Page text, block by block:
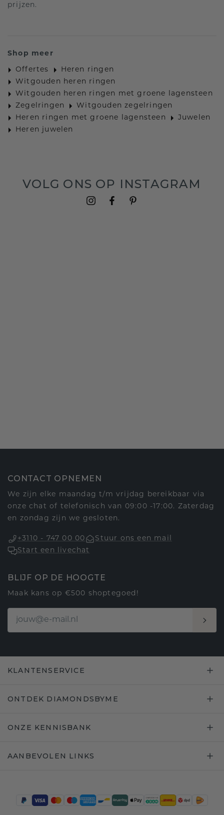
prijzen.
Shop meer
Offertes
Heren ringen
Witgouden heren ringen
Witgouden heren ringen met groene lagensteen
Zegelringen
Witgouden zegelringen
Heren ringen met groene lagensteen
Juwelen
Heren juwelen
VOLG ONS OP INSTAGRAM
CONTACT OPNEMEN
We zijn elke maandag t/m vrijdag bereikbaar via
onze chat of telefonisch van 09:00 -17:00. Zaterdag
en zondag zijn we gesloten.
+3110 - 747 00 00
Stuur ons een mail
Start een livechat
BLIJF OP DE HOOGTE
Maak kans op €500 shoptegoed!
KLANTENSERVICE
ONTDEK DIAMONDSBYME
ONZE KENNISBANK
AANBEVOLEN LINKS